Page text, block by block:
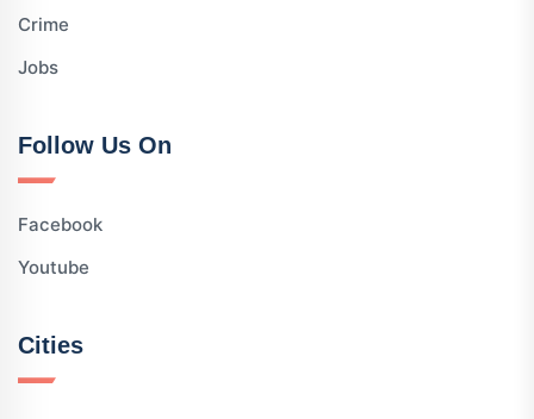
Crime
Jobs
Follow Us On
Facebook
Youtube
Cities